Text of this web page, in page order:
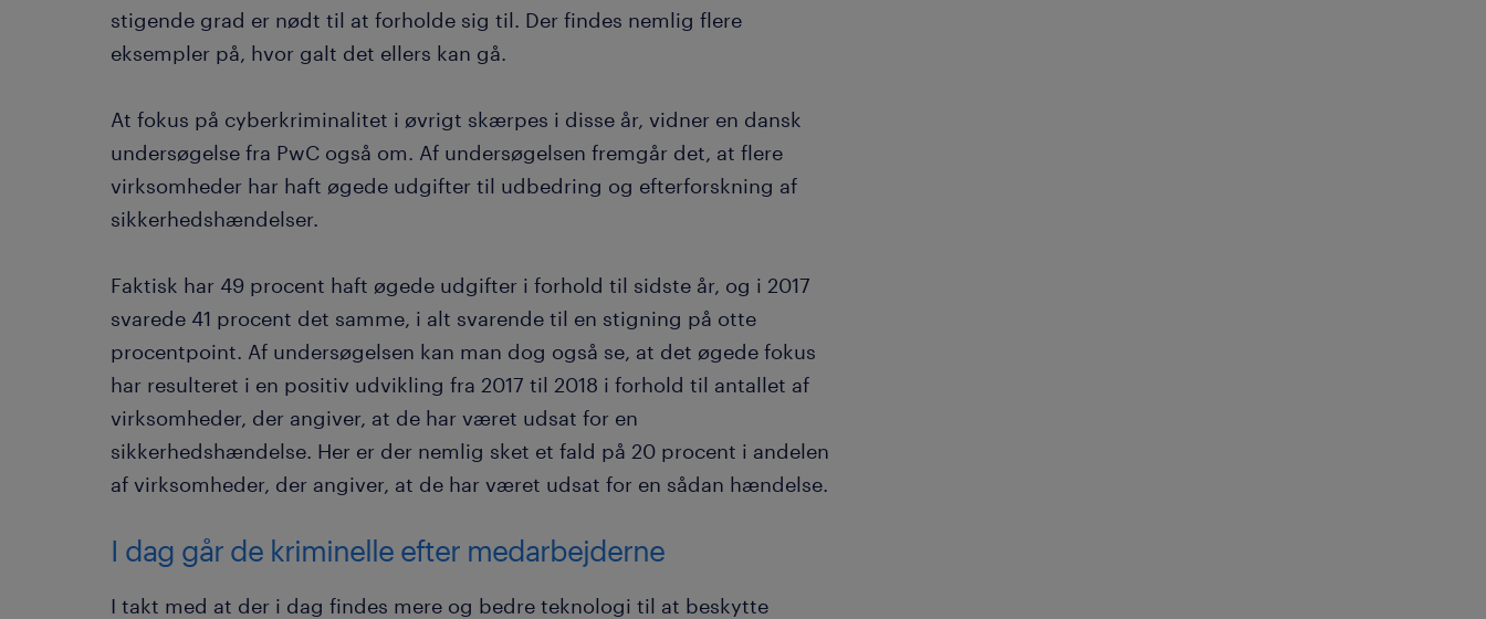
stigende grad er nødt til at forholde sig til. Der findes nemlig flere
eksempler på, hvor galt det ellers kan gå.
At fokus på cyberkriminalitet i øvrigt skærpes i disse år, vidner en dansk
undersøgelse fra PwC også om. Af undersøgelsen fremgår det, at flere
virksomheder har haft øgede udgifter til udbedring og efterforskning af
sikkerhedshændelser.
Faktisk har 49 procent haft øgede udgifter i forhold til sidste år, og i 2017
svarede 41 procent det samme, i alt svarende til en stigning på otte
procentpoint. Af undersøgelsen kan man dog også se, at det øgede fokus
har resulteret i en positiv udvikling fra 2017 til 2018 i forhold til antallet af
virksomheder, der angiver, at de har været udsat for en
sikkerhedshændelse. Her er der nemlig sket et fald på 20 procent i andelen
af virksomheder, der angiver, at de har været udsat for en sådan hændelse.
I dag går de kriminelle efter medarbejderne
I takt med at der i dag findes mere og bedre teknologi til at beskytte